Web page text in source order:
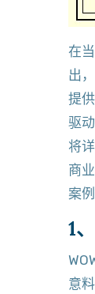
在
出
提
驱
将
商
案
1
意